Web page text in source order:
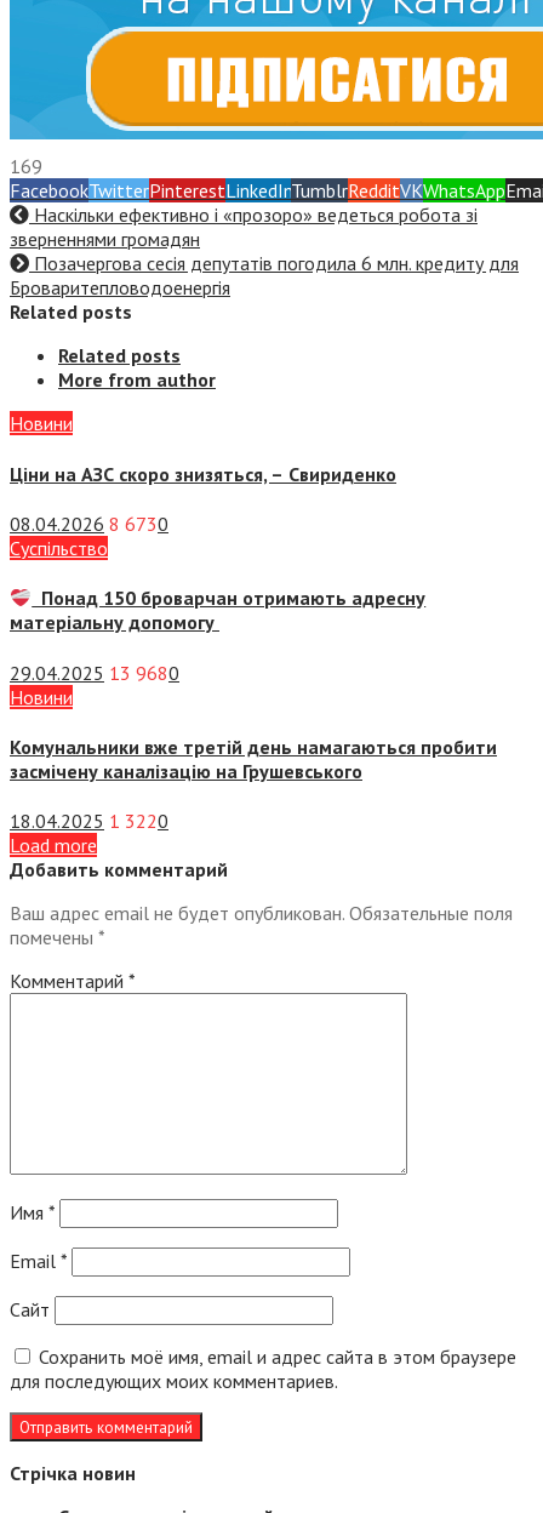
169
FacebookTwitterPinterestLinkedInTumblrRedditVKWhatsApp
Наскільки ефективно і «прозоро» ведеться робота зі
зверненнями громадян
Позачергова сесія депутатів погодила 6 млн. кредиту для
Броваритепловодоенергія
Related posts
Related posts
More from author
Новини
Ціни на АЗС скоро знизяться, – Свириденко
08.04.2026 8 6730
Суспiльство
Понад 150 броварчан отримають адресну
матеріальну допомогу
29.04.2025 13 9680
Новини
Комунальники вже третій день намагаються пробити
засмічену каналізацію на Грушевського
18.04.2025 1 3220
Load more
Добавить комментарий
Ваш адрес email не будет опубликован. Обязательные поля
помечены *
Комментарий *
Имя *
Email *
Сайт
Сохранить моё имя, email и адрес сайта в этом браузере
для последующих моих комментариев.
Стрічка новин